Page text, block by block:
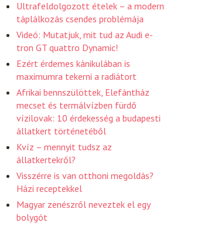
Ultrafeldolgozott ételek – a modern
táplálkozás csendes problémája
Videó: Mutatjuk, mit tud az Audi e-
tron GT quattro Dynamic!
Ezért érdemes kánikulában is
maximumra tekerni a radiátort
Afrikai bennszülöttek, Elefántház
mecset és termálvízben fürdő
vízilovak: 10 érdekesség a budapesti
állatkert történetéből
Kvíz – mennyit tudsz az
állatkertekről?
Visszérre is van otthoni megoldás?
Házi receptekkel
Magyar zenészről neveztek el egy
bolygót